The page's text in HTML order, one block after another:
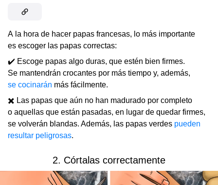
A la hora de hacer papas francesas, lo más importante
es escoger las papas correctas:
✔️ Escoge papas algo duras, que estén bien firmes.
Se mantendrán crocantes por más tiempo y, además,
se cocinarán más fácilmente.
✖️ Las papas que aún no han madurado por completo
o aquellas que están pasadas, en lugar de quedar firmes,
se volverán blandas. Además, las papas verdes pueden
resultar peligrosas.
2. Córtalas correctamente